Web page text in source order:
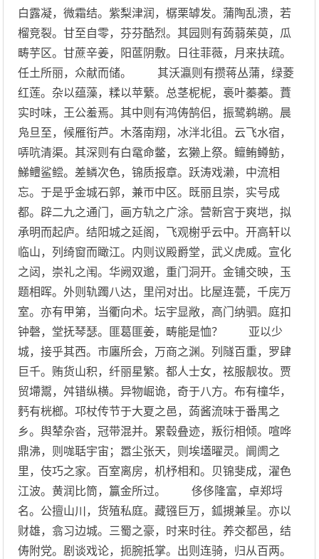
白露凝，微霜结。紫梨津润，樼栗罅发。蒲陶乱溃，若
榴竞裂。甘至自零，芬芬酷烈。其园则有蒟蒻茱萸，瓜
畴芋区。甘蔗辛姜，阳蓲阴敷。日往菲薇，月来扶疏。
任土所丽，众献而储。 其沃瀛则有攒蒋丛蒲，绿菱
红莲。杂以蕴藻，糅以苹蘩。总茎柅柅，裛叶蓁蓁。蕡
实时味，王公羞焉。其中则有鸿俦鹄侣，振鹭鹈鹕。晨
凫旦至，候雁衔芦。木落南翔，冰泮北徂。云飞水宿，
哢吭清渠。其深则有白鼋命鳖，玄獭上祭。鳣鲔鳟鲂，
鮷鳢鲨鲿。差鳞次色，锦质报章。跃涛戏濑，中流相
忘。于是乎金城石郭，兼帀中区。既丽且崇，实号成
都。辟二九之通门，画方轨之广涂。营新宫于爽垲，拟
承明而起庐。结阳城之延阁，飞观榭乎云中。开高轩以
临山，列绮窗而瞰江。内则议殿爵堂，武义虎威。宣化
之闼，崇礼之闱。华阙双邈，重门洞开。金铺交映，玉
题相晖。外则轨躅八达，里闬对出。比屋连甍，千庑万
室。亦有甲第，当衢向术。坛宇显敞，高门纳驷。庭扣
钟磬，堂抚琴瑟。匪葛匪姜，畴能是恤？ 亚以少
城，接乎其西。市廛所会，万商之渊。列隧百重，罗肆
巨千。贿货山积，纤丽星繁。都人士女，袨服靓妆。贾
贸墆鬻，舛错纵横。异物崛诡，奇于八方。布有橦华，
麫有桄榔。邛杖传节于大夏之邑，蒟酱流味于番禺之
乡。舆辇杂沓，冠带混并。累毂叠迹，叛衍相倾。喧哗
鼎沸，则哤聒宇宙；嚣尘张天，则埃壒曜灵。阛阓之
里，伎巧之家。百室离房，机杼相和。贝锦斐成，濯色
江波。黄润比筒，籯金所过。 侈侈隆富，卓郑埒
名。公擅山川，货殖私庭。藏镪巨万，鈲摫兼呈。亦以
财雄，翕习边城。三蜀之豪，时来时往。养交都邑，结
俦附党。剧谈戏论，扼腕抵掌。出则连骑，归从百两。